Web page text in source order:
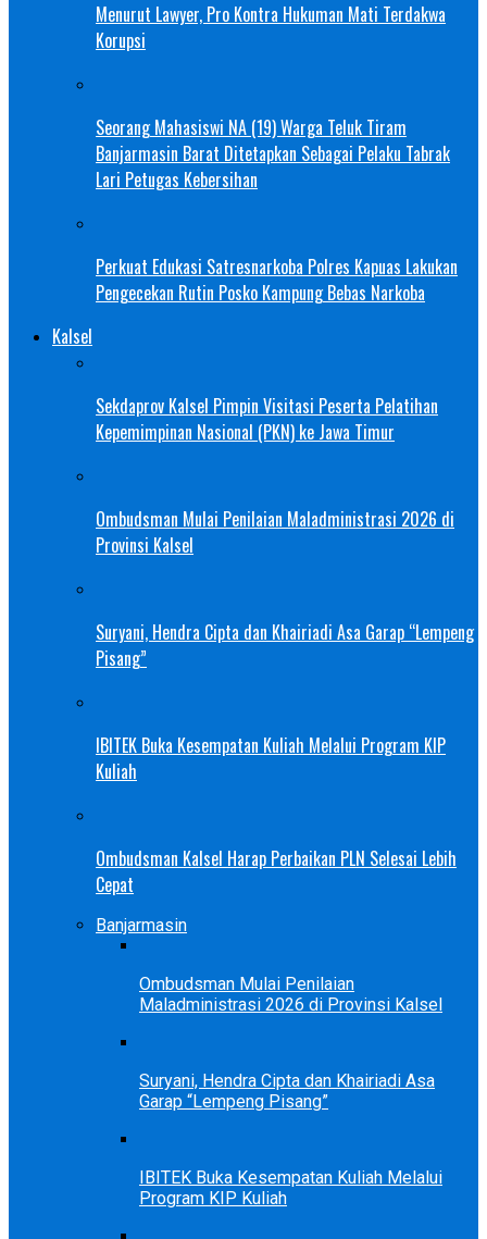
Menurut Lawyer, Pro Kontra Hukuman Mati Terdakwa
Korupsi
Seorang Mahasiswi NA (19) Warga Teluk Tiram
Banjarmasin Barat Ditetapkan Sebagai Pelaku Tabrak
Lari Petugas Kebersihan
Perkuat Edukasi Satresnarkoba Polres Kapuas Lakukan
Pengecekan Rutin Posko Kampung Bebas Narkoba
Kalsel
Sekdaprov Kalsel Pimpin Visitasi Peserta Pelatihan
Kepemimpinan Nasional (PKN) ke Jawa Timur
Ombudsman Mulai Penilaian Maladministrasi 2026 di
Provinsi Kalsel
Suryani, Hendra Cipta dan Khairiadi Asa Garap “Lempeng
Pisang”
IBITEK Buka Kesempatan Kuliah Melalui Program KIP
Kuliah
Ombudsman Kalsel Harap Perbaikan PLN Selesai Lebih
Cepat
Banjarmasin
Ombudsman Mulai Penilaian
Maladministrasi 2026 di Provinsi Kalsel
Suryani, Hendra Cipta dan Khairiadi Asa
Garap “Lempeng Pisang”
IBITEK Buka Kesempatan Kuliah Melalui
Program KIP Kuliah